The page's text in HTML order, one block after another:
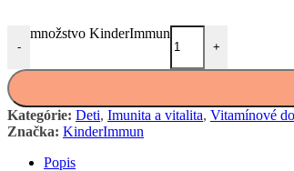
-
množstvo KinderImmun
+
Kategórie: Deti, Imunita a vitalita, Vitamínové
Značka: KinderImmun
Popis